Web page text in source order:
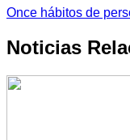
Once hábitos de
Noticias